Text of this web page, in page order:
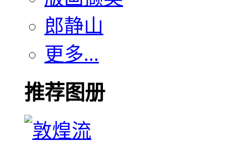
郎静山
更多...
推荐图册